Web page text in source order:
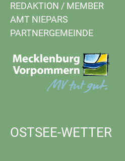
REDAKTION / MEMBER
AMT NIEPARS
PARTNERGEMEINDE
OSTSEE-WETTER